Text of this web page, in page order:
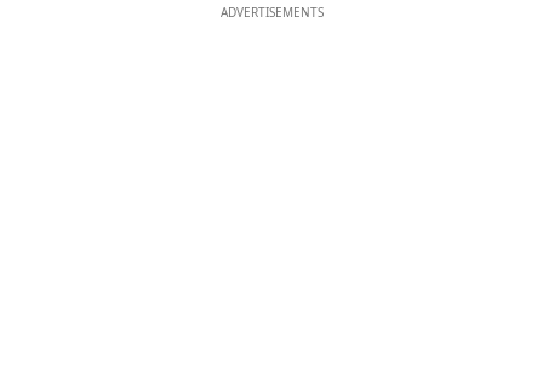
ADVERTISEMENTS